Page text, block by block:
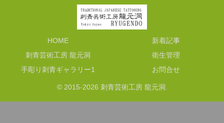
HOME
新着記事
刺青芸術工房 龍元洞
衛生管理
手彫り刺青ギャラリー1
お問合せ
© 2015-2026 刺青芸術工房 龍元洞.